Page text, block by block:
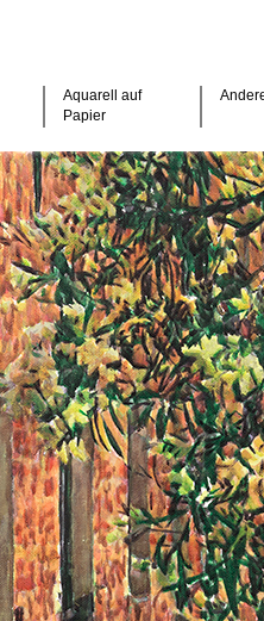
Aquarell auf
Papier